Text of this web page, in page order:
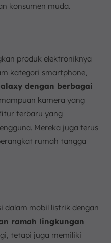
konsumen muda.
produk elektroniknya
kategori smartphone,
dengan berbagai
kamera yang
terbaru yang
Mereka juga terus
rumah tangga
dalam mobil listrik dengan
ramah lingkungan
tetapi juga memiliki